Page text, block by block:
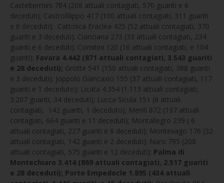
Casteltermini 784 (208 attuali contagiati, 570 guariti e 6
deceduti); Castrofilippo 417 (100 attuali contagiati, 311 guariti
e 6 deceduti); Cattolica Eraclea 425 (52 attuali contagiati, 370
guariti e 3 deceduti); Cianciana 273 (33 attuali contagiati, 234
guariti e 6 deceduti); Comitini 120 (16 attuali contagiati, e 104
guariti); Favara 4.442 (871 attuali contagiati, 3.543 guariti
e 28 deceduti); Grotte 541 (150 attuali contagiati, 388 guariti
e 3 deceduti); Joppolo Giancaxio 155 (37 attuali contagiati, 117
guariti e 1 deceduto); Licata 4.354 (1.113 attuali contagiati,
3.207 guariti, 34 deceduti); Lucca Sicula 151 (8 attuali
contagiati, 142 guariti, 1 deceduto); Menfi 872 (197 attuali
contagiati, 664 guariti e 11 deceduti); Montallegro 239 ( 6
attuali contagiati, 227 guariti e 6 deceduti); Montevago 176 (32
attuali contagiati, 142 guariti e 2 deceduti); Naro 795 (208
attuali contagiati, 575 guariti e 12 deceduti); Palma di
Montechiaro 3.414 (869 attuali contagiati, 2.517 guariti
e 28 deceduti); Porto Empedocle 1.895 (434 attuali